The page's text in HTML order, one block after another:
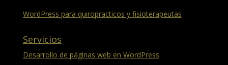
WordPress para quiropracticos y fisioterapeutas
Servicios
Desarrollo de páginas web en WordPress